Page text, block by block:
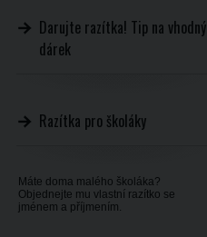
Darujte razítka! Tip na vhodný
dárek
Razítka pro školáky
Máte doma malého školáka?
Objednejte mu vlastní razítko se
jménem a příjmením.